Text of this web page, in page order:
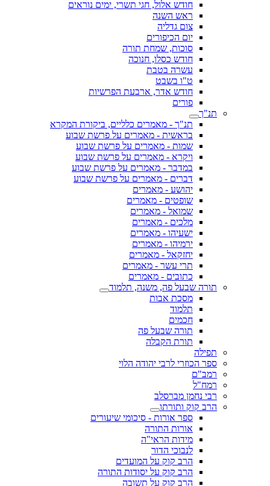
חודש אלול, חגי תשרי, ימים נוראים
ראש השנה
צום גדליה
יום הכיפורים
סוכות, שמחת תורה
חודש כסלו, חנוכה
עשרה בטבת
ט"ו בשבט
חודש אדר, ארבעת הפרשיות
פורים
תנ"ך
תנ"ך - מאמרים כלליים, ביקורת המקרא
בראשית - מאמרים על פרשת שבוע
שמות - מאמרים על פרשת שבוע
ויקרא - מאמרים על פרשת שבוע
במדבר - מאמרים על פרשת שבוע
דברים - מאמרים על פרשת שבוע
יהושע - מאמרים
שופטים - מאמרים
שמואל - מאמרים
מלכים - מאמרים
ישעיהו - מאמרים
ירמיהו - מאמרים
יחזקאל - מאמרים
תרי עשר - מאמרים
כתובים - מאמרים
תורה שבעל פה, משנה, תלמוד
מסכת אבות
תלמוד
חכמים
תורה שבעל פה
תורת הקבלה
תפילה
ספר הכוזרי לרבי יהודה הלוי
רמב"ם
רמח"ל
רבי נחמן מברסלב
הרב קוק ותורתו
ספר אורות - סיכומי שיעורים
אורות התורה
מידות הראי"ה
לנבוכי הדור
הרב קוק על המועדים
הרב קוק על יסודות התורה
הרב קוק על תשובה